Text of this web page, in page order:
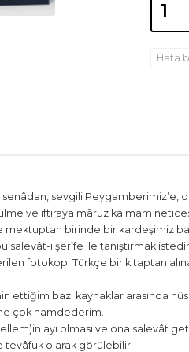
Hata
sevgili Peygamberimiz’e,
ve iftiraya mâruz kalmam
mektuptan birinde bir kardeşimiz
ı şerîfe ile tanıştırmak
fotokopi Türkçe bir kitaptan
ettiğim bazı kaynaklar arasında
çok hamdederim.
Sellem)in ayı olması ve ona
tevâfuk olarak görülebilir.